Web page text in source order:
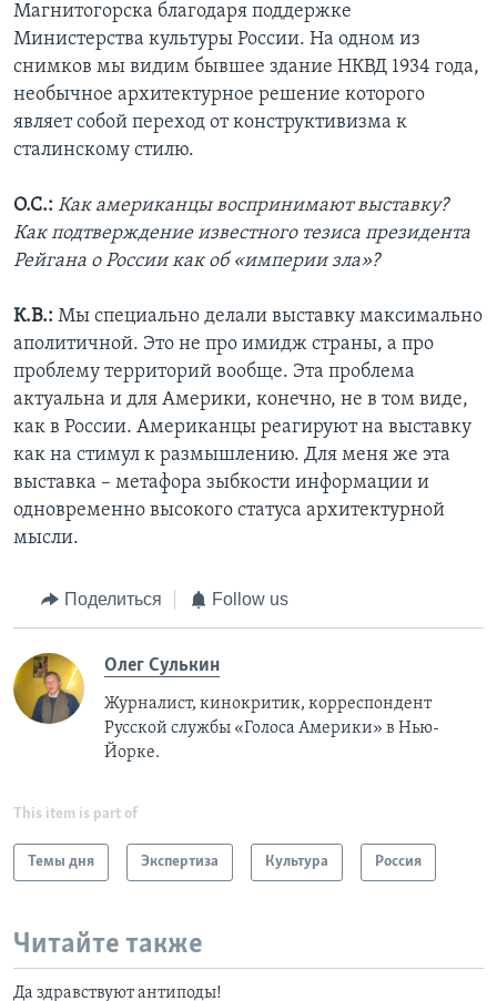
Магнитогорска благодаря поддержке
Министерства культуры России. На одном из
снимков мы видим бывшее здание НКВД 1934 года,
необычное архитектурное решение которого
являет собой переход от конструктивизма к
сталинскому стилю.
О.С.: Как американцы воспринимают выставку?
Как подтверждение известного тезиса президента
Рейгана о России как об «империи зла»?
К.В.: Мы специально делали выставку максимально
аполитичной. Это не про имидж страны, а про
проблему территорий вообще. Эта проблема
актуальна и для Америки, конечно, не в том виде,
как в России. Американцы реагируют на выставку
как на стимул к размышлению. Для меня же эта
выставка – метафора зыбкости информации и
одновременно высокого статуса архитектурной
мысли.
Поделиться Follow us
Олег Сулькин
Журналист, кинокритик, корреспондент
Русской службы «Голоса Америки» в Нью-
Йорке.
This item is part of
Темы дня Экспертиза Культура Россия
Читайте также
Да здравствуют антиподы!